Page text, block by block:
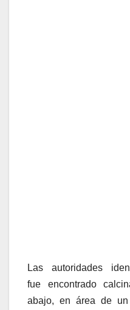
Las autoridades
fue encontrado
abajo, en área de un